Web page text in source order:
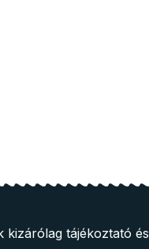
kizárólag tájékoztató és